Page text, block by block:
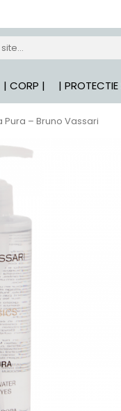
| CORP | |
– Bruno Vassari